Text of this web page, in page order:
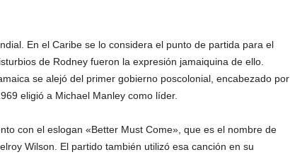
En el Caribe se lo considera el punto de partida para el
de Rodney fueron la expresión jamaiquina de ello.
se alejó del primer gobierno poscolonial, encabezado por
eligió a Michael Manley como líder.
con el eslogan «Better Must Come», que es el nombre de
Wilson. El partido también utilizó esa canción en su